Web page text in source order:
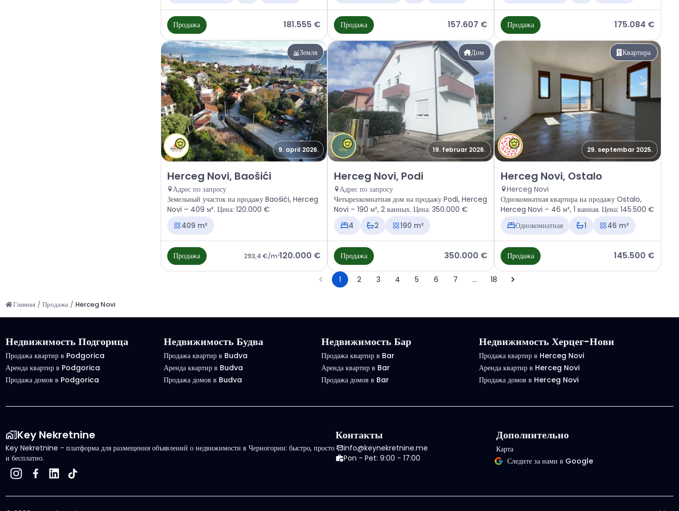
Продажа 181.555 € Продажа 157.607 € Продажа 175.084 €
Земля
9. april 2026.
Продажа - Земля Herceg Novi, Baošići
Herceg Novi, Baošići
Адрес по запросу
Земельный участок на продажу Baošići, Herceg
Novi – 409 м². Цена: 120.000 €
409 m²
Продажа 293,4 €/m²120.000 €
Дом
19. februar 2026.
Продажа - Дом Herceg Novi, Podi
Herceg Novi, Podi
Адрес по запросу
Четырехкомнатная дом на продажу Podi, Herceg
Novi – 190 м², 2 ванных. Цена: 350.000 €
4
2 190 m²
Продажа 350.000 €
Квартира
29. septembar 2025.
Продажа - Квартира Herceg Novi, Ostalo
Herceg Novi, Ostalo
Herceg Novi
Однокомнатная квартира на продажу Ostalo,
Herceg Novi – 46 м², 1 ванная. Цена: 145.500 €
Однокомнатная
1 46 m²
Продажа 145.500 €
1 2 3 4 5 6 7 … 18
Главная / Продажа / Herceg Novi
Недвижимость Подгорица
Продажа квартир в Podgorica
Аренда квартир в Podgorica
Продажа домов в Podgorica
Недвижимость Будва
Продажа квартир в Budva
Аренда квартир в Budva
Продажа домов в Budva
Недвижимость Бар
Продажа квартир в Bar
Аренда квартир в Bar
Продажа домов в Bar
Недвижимость Херцег-Нови
Продажа квартир в Herceg Novi
Аренда квартир в Herceg Novi
Продажа домов в Herceg Novi
Key Nekretnine
Key Nekretnine - платформа для размещения объявлений о недвижимости в Черногории: быстро, просто
и бесплатно.
Контакты
info@keynekretnine.me
Pon - Pet: 9:00 - 17:00
Дополнительно
Карта
Следите за нами в Google